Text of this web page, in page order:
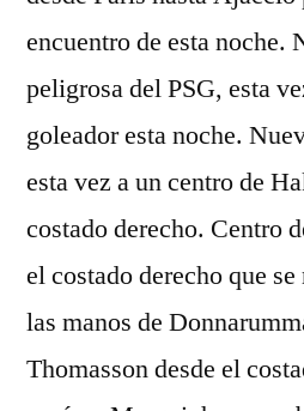
encuentro de esta noche.
peligrosa del PSG, esta
goleador esta noche.
esta vez a un centro de
costado derecho. Centro
el costado derecho que
las manos de
Thomasson desde el